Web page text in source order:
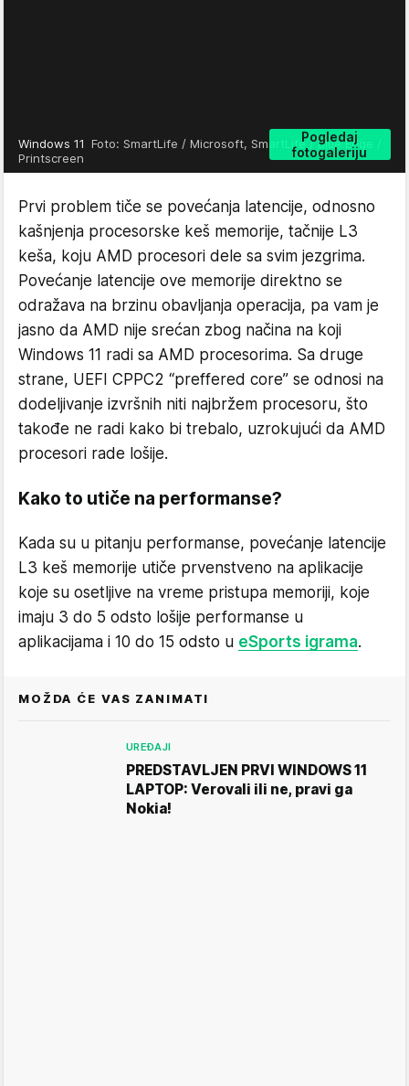
Pogledaj
fotogaleriju
Windows 11 Foto: SmartLife / Microsoft, SmartLife / Blue Edge /
Printscreen
Prvi problem tiče se povećanja latencije, odnosno
kašnjenja procesorske keš memorije, tačnije L3
keša, koju AMD procesori dele sa svim jezgrima.
Povećanje latencije ove memorije direktno se
odražava na brzinu obavljanja operacija, pa vam je
jasno da AMD nije srećan zbog načina na koji
Windows 11 radi sa AMD procesorima. Sa druge
strane, UEFI CPPC2 “preffered core” se odnosi na
dodeljivanje izvršnih niti najbržem procesoru, što
takođe ne radi kako bi trebalo, uzrokujući da AMD
procesori rade lošije.
Kako to utiče na performanse?
Kada su u pitanju performanse, povećanje latencije
L3 keš memorije utiče prvenstveno na aplikacije
koje su osetljive na vreme pristupa memoriji, koje
imaju 3 do 5 odsto lošije performanse u
aplikacijama i 10 do 15 odsto u eSports igrama.
MOŽDA ĆE VAS ZANIMATI
UREĐAJI
PREDSTAVLJEN PRVI WINDOWS 11
LAPTOP: Verovali ili ne, pravi ga
Nokia!